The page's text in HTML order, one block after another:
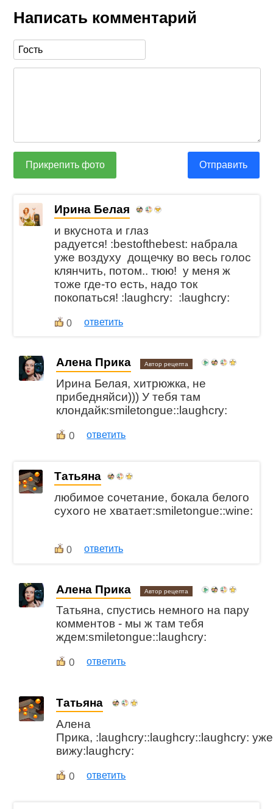
Написать комментарий
Прикрепить фото Отправить
Ирина Белая
и вкуснота и глаз
радуется! :bestofthebest: набрала
уже воздуху дощечку во весь голос
клянчить, потом.. тюю! у меня ж
тоже где-то есть, надо ток
покопаться! :laughcry: :laughcry:
0 ответить
Алена Прика Автор рецепта
Ирина Белая, хитрюжка, не
прибедняйси))) У тебя там
клондайк:smiletongue::laughcry:
0 ответить
Татьяна
любимое сочетание, бокала белого
сухого не хватает:smiletongue::wine:
0 ответить
Алена Прика Автор рецепта
Татьяна, спустись немного на пару
комментов - мы ж там тебя
ждем:smiletongue::laughcry:
0 ответить
Татьяна
Алена
Прика, :laughcry::laughcry::laughcry: уже
вижу:laughcry:
0 ответить